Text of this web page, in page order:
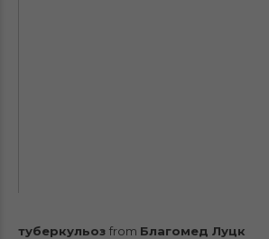
туберкульоз from Благомед Луцк